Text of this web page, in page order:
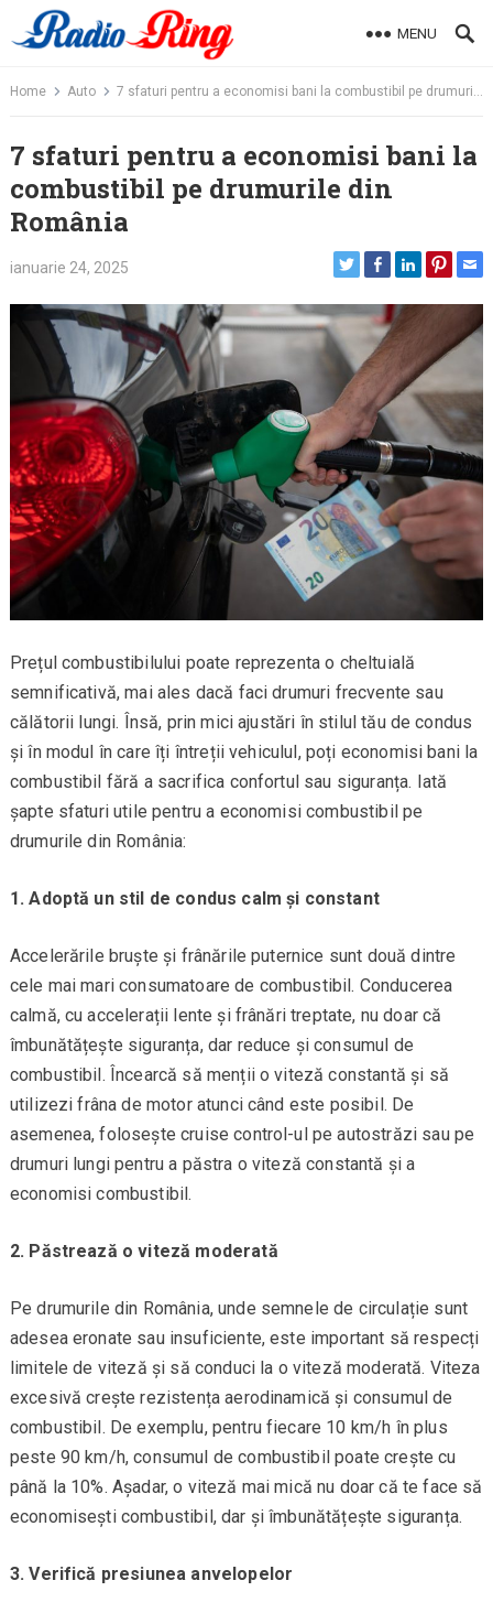
to
MENU
Home Auto 7 sfaturi pentru a economisi bani la combustibil pe drumurile din România
7 sfaturi pentru a economisi bani la
combustibil pe drumurile din
România
ianuarie 24, 2025
Prețul combustibilului poate reprezenta o cheltuială
semnificativă, mai ales dacă faci drumuri frecvente sau
călătorii lungi. Însă, prin mici ajustări în stilul tău de condus
și în modul în care îți întreții vehiculul, poți economisi bani la
combustibil fără a sacrifica confortul sau siguranța. Iată
șapte sfaturi utile pentru a economisi combustibil pe
drumurile din România:
1. Adoptă un stil de condus calm și constant
Accelerările bruște și frânările puternice sunt două dintre
cele mai mari consumatoare de combustibil. Conducerea
calmă, cu accelerații lente și frânări treptate, nu doar că
îmbunătățește siguranța, dar reduce și consumul de
combustibil. Încearcă să menții o viteză constantă și să
utilizezi frâna de motor atunci când este posibil. De
asemenea, folosește cruise control-ul pe autostrăzi sau pe
drumuri lungi pentru a păstra o viteză constantă și a
economisi combustibil.
2. Păstrează o viteză moderată
Pe drumurile din România, unde semnele de circulație sunt
adesea eronate sau insuficiente, este important să respecți
limitele de viteză și să conduci la o viteză moderată. Viteza
excesivă crește rezistența aerodinamică și consumul de
combustibil. De exemplu, pentru fiecare 10 km/h în plus
peste 90 km/h, consumul de combustibil poate crește cu
până la 10%. Așadar, o viteză mai mică nu doar că te face să
economisești combustibil, dar și îmbunătățește siguranța.
3. Verifică presiunea anvelopelor